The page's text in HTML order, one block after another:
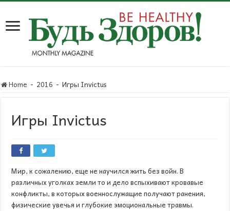
Home - 2016 - Игры Invictus
Игры Invictus
Мир, к сожалению, еще не научился жить без войн. В
различных уголках земли то и дело вспыхивают кровавые
конфликты, в которых военнослужащие получают ранения,
физические увечья и глубокие эмоциональные травмы.